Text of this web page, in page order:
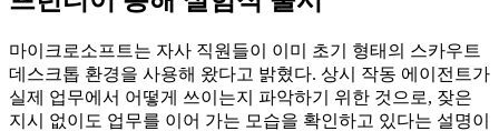
마이크로소프트는 자사 직원들이 이미 초기 형태의 스카우트
데스크톱 환경을 사용해 왔다고 밝혔다. 상시 작동 에이전트가
실제 업무에서 어떻게 쓰이는지 파악하기 위한 것으로, 잦은
지시 없이도 업무를 이어 가는 모습을 확인하고 있다는 설명이